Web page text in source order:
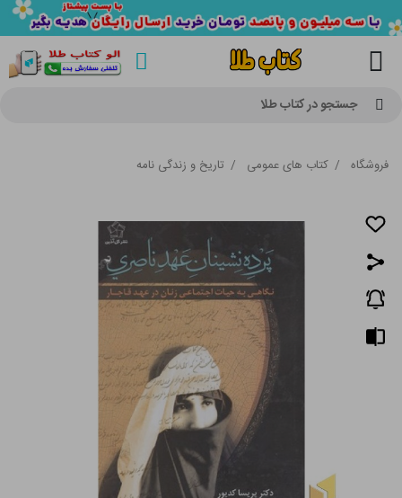
جستجو در کتاب طلا
فروشگاه / کتاب های عمومی / تاریخ و زندگی نامه